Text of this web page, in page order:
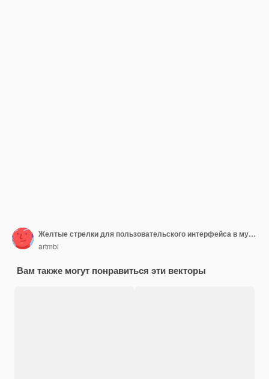
Желтые стрелки для пользовательского интерфейса в мультяшном стиле
artmbi
Вам также могут понравиться эти векторы